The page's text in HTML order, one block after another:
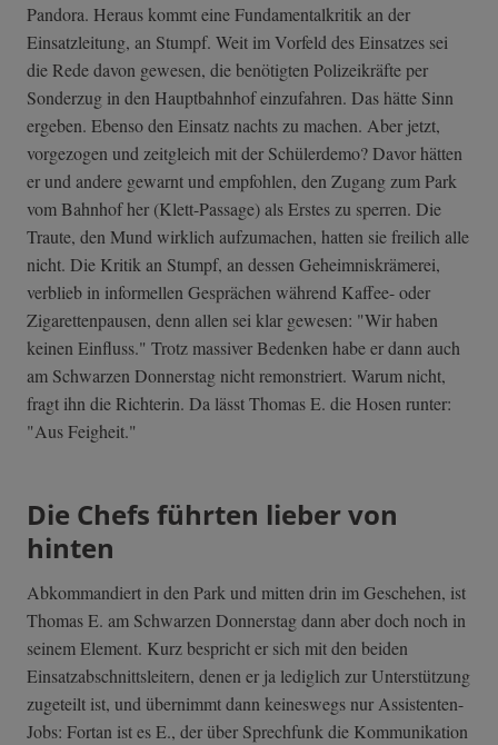
Pandora. Heraus kommt eine Fundamentalkritik an der
Einsatzleitung, an Stumpf. Weit im Vorfeld des Einsatzes sei
die Rede davon gewesen, die benötigten Polizeikräfte per
Sonderzug in den Hauptbahnhof einzufahren. Das hätte Sinn
ergeben. Ebenso den Einsatz nachts zu machen. Aber jetzt,
vorgezogen und zeitgleich mit der Schülerdemo? Davor hätten
er und andere gewarnt und empfohlen, den Zugang zum Park
vom Bahnhof her (Klett-Passage) als Erstes zu sperren. Die
Traute, den Mund wirklich aufzumachen, hatten sie freilich alle
nicht. Die Kritik an Stumpf, an dessen Geheimniskrämerei,
verblieb in informellen Gesprächen während Kaffee- oder
Zigarettenpausen, denn allen sei klar gewesen: "Wir haben
keinen Einfluss." Trotz massiver Bedenken habe er dann auch
am Schwarzen Donnerstag nicht remonstriert. Warum nicht,
fragt ihn die Richterin. Da lässt Thomas E. die Hosen runter:
"Aus Feigheit."
Die Chefs führten lieber von
hinten
Abkommandiert in den Park und mitten drin im Geschehen, ist
Thomas E. am Schwarzen Donnerstag dann aber doch noch in
seinem Element. Kurz bespricht er sich mit den beiden
Einsatzabschnittsleitern, denen er ja lediglich zur Unterstützung
zugeteilt ist, und übernimmt dann keineswegs nur Assistenten-
Jobs: Fortan ist es E., der über Sprechfunk die Kommunikation